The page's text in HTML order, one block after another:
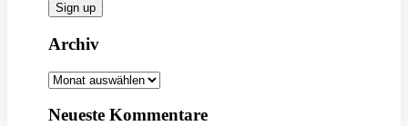
Archiv
Archiv
Neueste Kommentare